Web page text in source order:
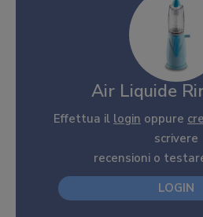
Air Liquide
Effettua il login oppure
scrivere
recensioni o
LOGIN